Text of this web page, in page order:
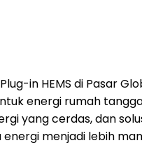
in HEMS di Pasar
energi rumah
yang cerdas, dan
menjadi lebih